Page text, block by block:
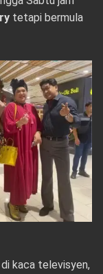
tetapi bermula
kaca televisyen,